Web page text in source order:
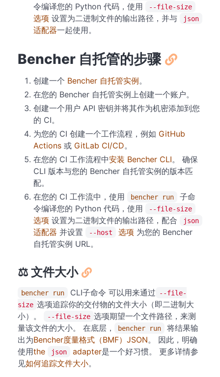
令编译您的 Python 代码，使用
--file-size
选项 设置为二进制文件的输出路径，并与 json
适配器一起使用。
Bencher 自托管的步骤
创建一个 Bencher 自托管实例。
在您的 Bencher 自托管实例上创建一个账户。
创建一个用户 API 密钥并将其作为机密添加到您
的 CI。
为您的 CI 创建一个工作流程，例如 GitHub
Actions 或 GitLab CI/CD。
在您的 CI 工作流程中安装 Bencher CLI。 确保
CLI 版本与您的 Bencher 自托管实例的版本匹
配。
在您的 CI 工作流中，使用
bencher run
子命
令编译您的 Python 代码，使用
--file-size
选项 设置为二进制文件的输出路径，配合 json
适配器 并设置 --host 选项 为您的 Bencher
自托管实例 URL。
⚖️ 文件大小
bencher run CLI子命令 可以用来通过
--file-
size 选项追踪你的交付物的文件大小（即二进制大
小）。
--file-size 选项期望一个文件路径，来测
量该文件的大小。 在底层，
bencher run
将结果输
出为Bencher度量格式（BMF）JSON。 因此，明确
使用the json adapter是一个好习惯。 更多详情参
见如何追踪文件大小。